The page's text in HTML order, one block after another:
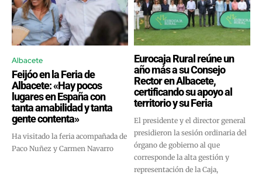
Albacete
Feijóo en la Feria de
Albacete: «Hay pocos
lugares en España con
tanta amabilidad y tanta
gente contenta»
Ha visitado la feria acompañada de
Paco Nuñez y Carmen Navarro
Eurocaja Rural reúne un
año más a su Consejo
Rector en Albacete,
certificando su apoyo al
territorio y su Feria
El presidente y el director general
presidieron la sesión ordinaria del
órgano de gobierno al que
corresponde la alta gestión y
representación de la Caja,